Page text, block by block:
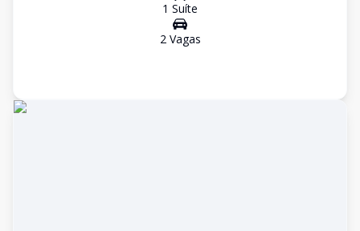
1 Suíte
2Vagas